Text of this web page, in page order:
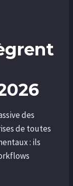
des
de toutes
: ils